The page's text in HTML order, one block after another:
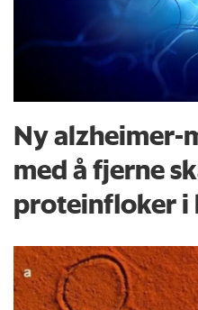
Ny alzheimer-
med å fjerne
proteinfloker i